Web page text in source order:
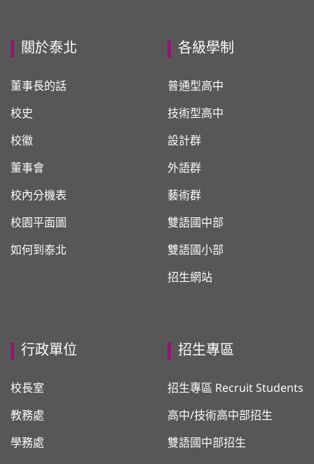
關於泰北
董事長的話
校史
校徽
董事會
校內分機表
校園平面圖
如何到泰北
各級學制
普通型高中
技術型高中
設計群
外語群
藝術群
雙語國中部
雙語國小部
招生網站
行政單位
校長室
教務處
學務處
招生專區
招生專區 Recruit Students
高中/技術高中部招生
雙語國中部招生